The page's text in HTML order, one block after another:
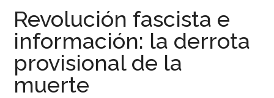
Revolución fascista e
información: la derrota
provisional de la
muerte